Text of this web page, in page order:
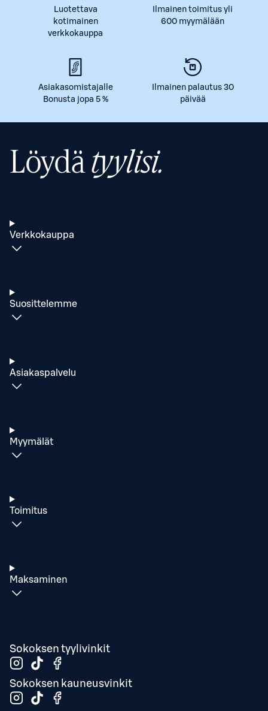
Luotettava
kotimainen
verkkokauppa
Ilmainen toimitus yli
600 myymälään
Asiakasomistajalle
Bonusta jopa 5 %
Ilmainen palautus 30
päivää
Löydätyylisi.
Verkkokauppa
Suosittelemme
Asiakaspalvelu
Myymälät
Toimitus
Maksaminen
Sokoksen tyylivinkit
Sokoksen kauneusvinkit